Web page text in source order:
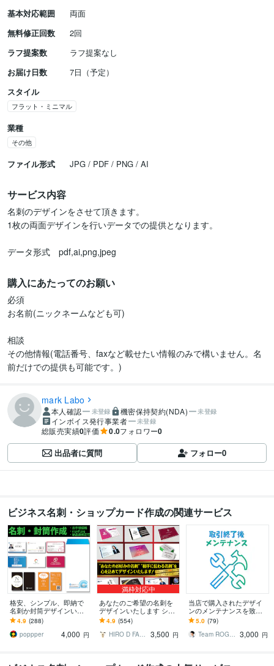
基本対応範囲
両面
無料修正回数
2回
ラフ提案数
ラフ提案なし
お届け日数
7日（予定）
スタイル
フラット・ミニマル
業種
その他
ファイル形式 JPG / PDF / PNG / AI
サービス内容
名刺のデザインをさせて頂きます。
1枚の両面デザインを行いデータでの提供となります。
データ形式　pdf,ai,png,jpeg
購入にあたってのお願い
必須
お名前(ニックネームなども可)
相談
その他情報(電話番号、faxなど載せたい情報のみで構いません。名
前だけでの提供も可能です。)
mark Labo
本人確認 未登録 機密保持契約(NDA) 未登録
インボイス発行事業者 未登録
総販売実績0評価 0.0フォロワー0
出品者に質問 フォロー0
ビジネス名刺・ショップカード作成の関連サービス
格安、シンプル、即納で
名刺か封筒デザインいた
します 新しいことを始め
たいけど、今はお金をか
けられないあなたに！
4.9 (288)
poppper
4,000 円
満枠対応中
あなたのご希望の名刺を
デザインいたします シン
プルでお仕事で“ちゃん
と”使える名刺をデザイン
いたします
4.9 (554)
HIRO D FACTORY
3,500 円
当店で購入されたデザイ
ンのメンテナンスを致し
ます ロゴマーク修正や名
刺の名前差し替えなどに
対応します
5.0 (79)
Team ROGOS 3,000 円